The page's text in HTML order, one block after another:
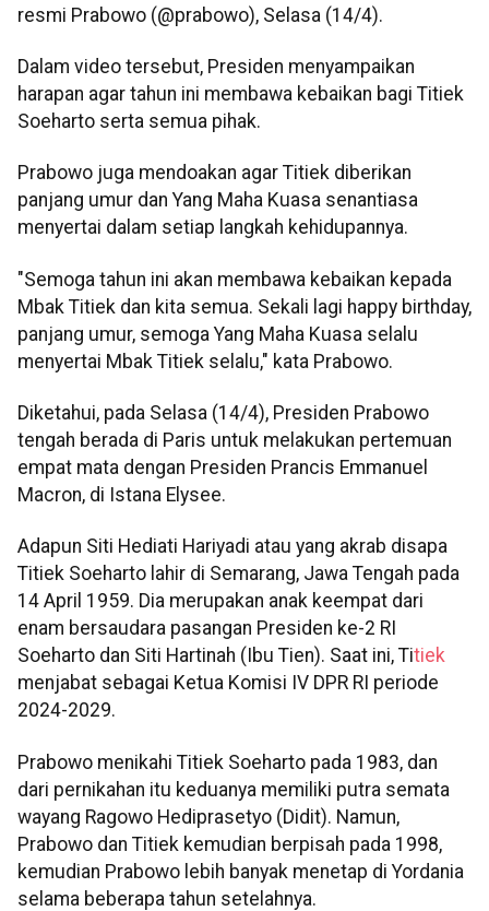
resmi Prabowo (@prabowo), Selasa (14/4).
Dalam video tersebut, Presiden menyampaikan
harapan agar tahun ini membawa kebaikan bagi Titiek
Soeharto serta semua pihak.
Prabowo juga mendoakan agar Titiek diberikan
panjang umur dan Yang Maha Kuasa senantiasa
menyertai dalam setiap langkah kehidupannya.
"Semoga tahun ini akan membawa kebaikan kepada
Mbak Titiek dan kita semua. Sekali lagi happy birthday,
panjang umur, semoga Yang Maha Kuasa selalu
menyertai Mbak Titiek selalu," kata Prabowo.
Diketahui, pada Selasa (14/4), Presiden Prabowo
tengah berada di Paris untuk melakukan pertemuan
empat mata dengan Presiden Prancis Emmanuel
Macron, di Istana Elysee.
Adapun Siti Hediati Hariyadi atau yang akrab disapa
Titiek Soeharto lahir di Semarang, Jawa Tengah pada
14 April 1959. Dia merupakan anak keempat dari
enam bersaudara pasangan Presiden ke-2 RI
Soeharto dan Siti Hartinah (Ibu Tien). Saat ini, Titiek
menjabat sebagai Ketua Komisi IV DPR RI periode
2024-2029.
Prabowo menikahi Titiek Soeharto pada 1983, dan
dari pernikahan itu keduanya memiliki putra semata
wayang Ragowo Hediprasetyo (Didit). Namun,
Prabowo dan Titiek kemudian berpisah pada 1998,
kemudian Prabowo lebih banyak menetap di Yordania
selama beberapa tahun setelahnya.